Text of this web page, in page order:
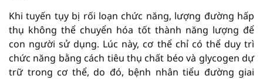
Khi tuyến tụy bị rối loạn chức năng, lượng đường hấp
thụ không thể chuyển hóa tốt thành năng lượng để
con người sử dụng. Lúc này, cơ thể chỉ có thể duy trì
chức năng bằng cách tiêu thụ chất béo và glycogen dự
trữ trong cơ thể, do đó, bệnh nhân tiểu đường giai